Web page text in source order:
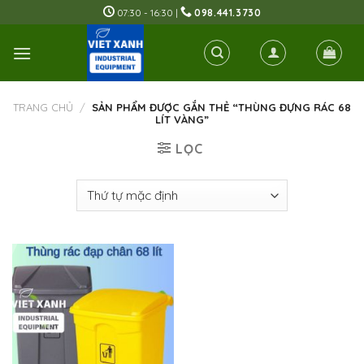
to
content
07:30 - 16:30 | 098.441.3730
TRANG CHỦ / SẢN PHẨM ĐƯỢC GẮN THẺ “THÙNG ĐỰNG RÁC 68
LÍT VÀNG”
LỌC